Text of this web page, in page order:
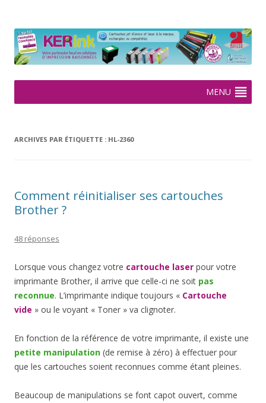
2005
MENU
ARCHIVES PAR ÉTIQUETTE : HL-2360
Comment réinitialiser ses cartouches
Brother ?
48 réponses
Lorsque vous changez votre cartouche laser pour votre
imprimante Brother, il arrive que celle-ci ne soit pas
reconnue. L’imprimante indique toujours « Cartouche
vide » ou le voyant « Toner » va clignoter.
En fonction de la référence de votre imprimante, il existe une
petite manipulation (de remise à zéro) à effectuer pour
que les cartouches soient reconnues comme étant pleines.
Beaucoup de manipulations se font capot ouvert, comme